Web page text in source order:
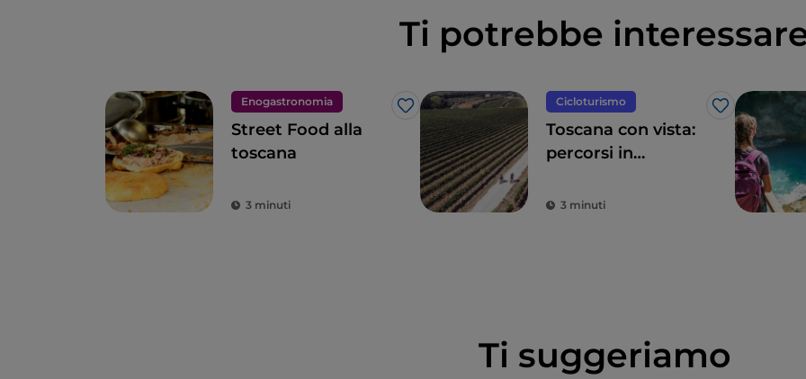
Ti potrebbe
Enogastronomia
Like
Street Food alla
toscana
3 minuti
Cicloturismo
Like
Toscana con vista:
percorsi in
panorami
3 minuti
Ti suggeriamo